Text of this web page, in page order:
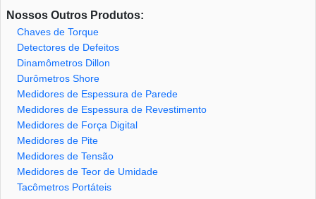
Nossos Outros Produtos:
Chaves de Torque
Detectores de Defeitos
Dinamômetros Dillon
Durômetros Shore
Medidores de Espessura de Parede
Medidores de Espessura de Revestimento
Medidores de Força Digital
Medidores de Pite
Medidores de Tensão
Medidores de Teor de Umidade
Tacômetros Portáteis